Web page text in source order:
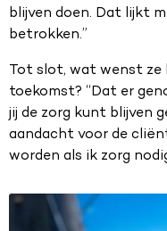
blijven doen. Dat lijkt
betrokken.”
Tot slot, wat wenst ze
toekomst? “Dat er
jij de zorg kunt blijven
aandacht voor de
worden als ik zorg